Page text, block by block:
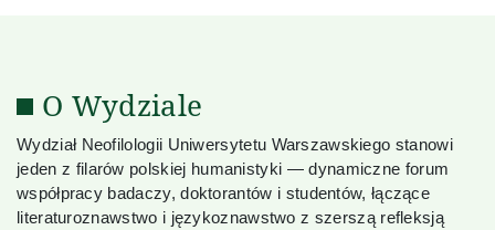
O Wydziale
Wydział Neofilologii Uniwersytetu Warszawskiego stanowi
jeden z filarów polskiej humanistyki — dynamiczne forum
współpracy badaczy, doktorantów i studentów, łączące
literaturoznawstwo i językoznawstwo z szerszą refleksją